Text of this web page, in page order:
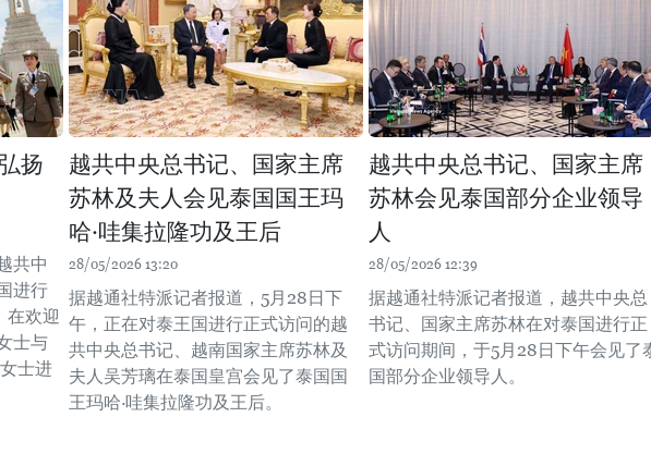
扬
共中
进行
在欢迎
士与
士进
越共中央总书记、国家主席
苏林及夫人会见泰国国王玛
哈·哇集拉隆功及王后
28/05/2026 13:20
据越通社特派记者报道，5月28日下
午，正在对泰王国进行正式访问的越
共中央总书记、越南国家主席苏林及
夫人吴芳璃在泰国皇宫会见了泰国国
王玛哈·哇集拉隆功及王后。
越共中央总书记、国家主席
苏林会见泰国部分企业领导
人
28/05/2026 12:39
据越通社特派记者报道，越共中央总
书记、国家主席苏林在对泰国进行正
式访问期间，于5月28日下午会见了
国部分企业领导人。